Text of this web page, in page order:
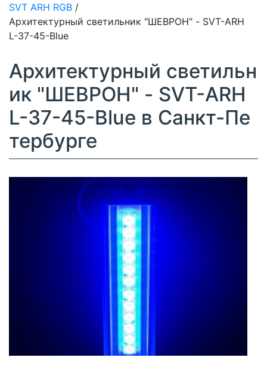
SVT ARH RGB /
Архитектурный светильник "ШЕВРОН" - SVT-ARH
L-37-45-Blue
Архитектурный светильн
ик "ШЕВРОН" - SVT-ARH
L-37-45-Blue в Санкт-Пе
тербурге